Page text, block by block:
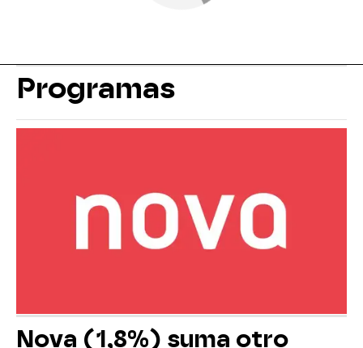
Programas
Nova (1,8%) suma otro